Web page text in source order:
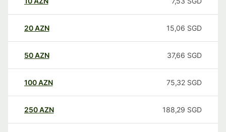
20AZN 15,06 SGD
50AZN 37,66 SGD
100AZN 75,32 SGD
250AZN 188,29 SGD